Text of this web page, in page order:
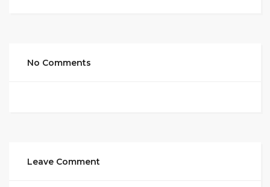
No Comments
Leave Comment